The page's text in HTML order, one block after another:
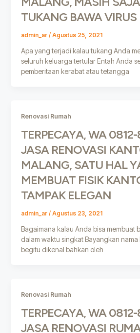
TUKANG BAWA VIRUS
admin_ar / Agustus 25, 2021
Apa yang terjadi kalau tukang Anda
seluruh keluarga tertular Entah Anda
pemberitaan kerabat atau tetangga
Renovasi Rumah
TERPECAYA, WA
JASA RENOVASI
MALANG, SATU HAL
MEMBUAT FISIK
TAMPAK ELEGAN
admin_ar / Agustus 23, 2021
Bagaimana kalau Anda bisa membuat
dalam waktu singkat Bayangkan nama
begitu dikenal bahkan oleh
Renovasi Rumah
TERPECAYA, WA
JASA RENOVASI